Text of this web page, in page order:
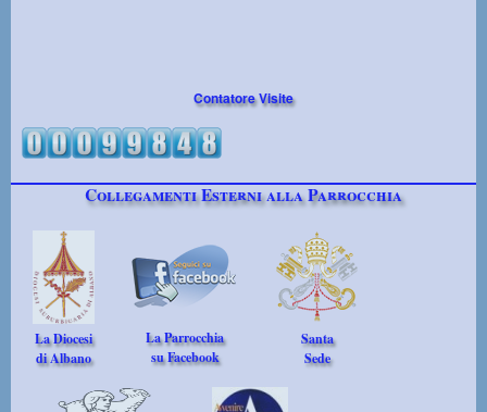
Contatore Visite
Collegamenti Esterni alla Parrocchia
La Diocesi
di Albano
La Parrocchia
su Facebook
Santa
Sede